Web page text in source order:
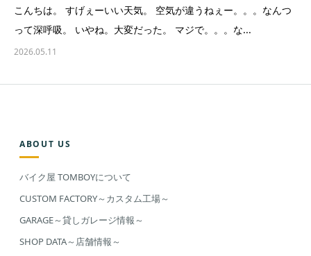
こんちは。 すげぇーいい天気。 空気が違うねぇー。。。なんつ
って深呼吸。 いやね。大変だった。 マジで。。。な...
2026.05.11
ABOUT US
バイク屋 TOMBOYについて
CUSTOM FACTORY～カスタム工場～
GARAGE～貸しガレージ情報～
SHOP DATA～店舗情報～